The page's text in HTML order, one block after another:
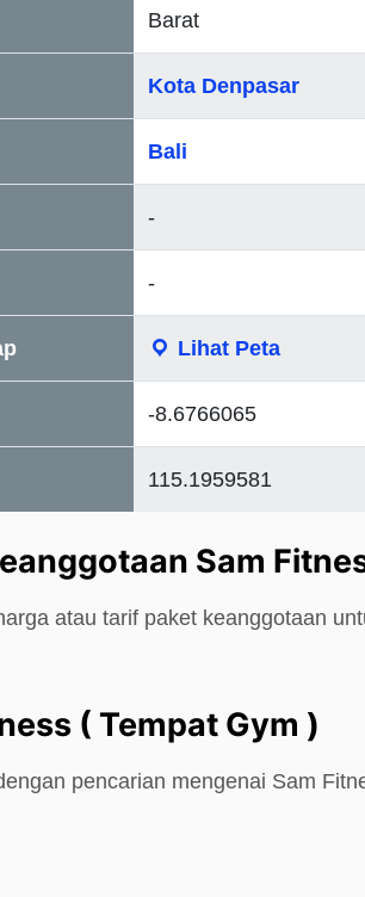
Barat
Kota Denpasar
Bali
-
-
Lihat Peta
-8.6766065
115.1959581
Sam
atau tarif paket keanggotaan
( Tempat Gym )
pencarian mengenai Sam